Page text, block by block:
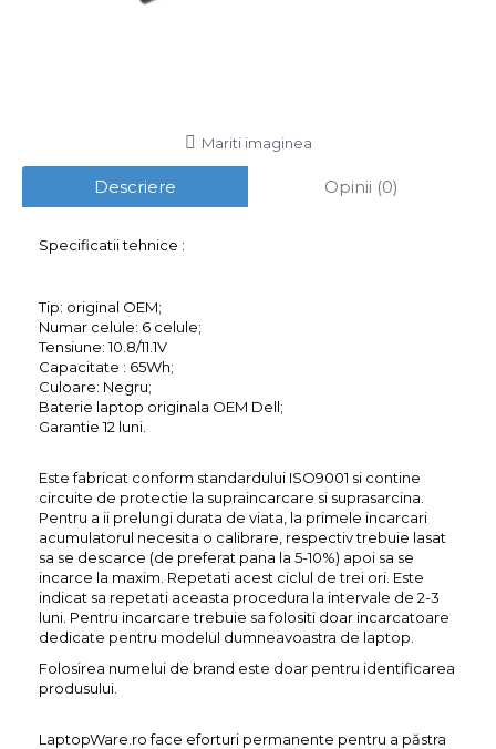
Mariti imaginea
Descriere Opinii (0)
Specificatii tehnice :
Tip: original OEM;
Numar celule: 6 celule;
Tensiune: 10.8/11.1V
Capacitate : 65Wh;
Culoare: Negru;
Baterie laptop originala OEM Dell;
Garantie 12 luni.
Este fabricat conform standardului ISO9001 si contine
circuite de protectie la supraincarcare si suprasarcina.
Pentru a ii prelungi durata de viata, la primele incarcari
acumulatorul necesita o calibrare, respectiv trebuie lasat
sa se descarce (de preferat pana la 5-10%) apoi sa se
incarce la maxim. Repetati acest ciclul de trei ori. Este
indicat sa repetati aceasta procedura la intervale de 2-3
luni. Pentru incarcare trebuie sa folositi doar incarcatoare
dedicate pentru modelul dumneavoastra de laptop.
Folosirea numelui de brand este doar pentru identificarea
produsului.
LaptopWare.ro face eforturi permanente pentru a păstra